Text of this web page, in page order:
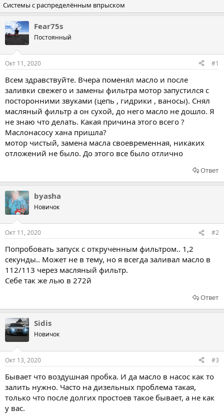
т
о
р
т
м
т
а
н
а
ч
а
Системы с распределённым впрыском
Fear75s
Постоянный
Окт 11, 2020 #1
Всем здравствуйте. Вчера поменял масло и после
заливки свежего и замены фильтра мотор запустился с
посторонними звуками (цепь , гидрики , ваносы). Снял
масляный фильтр а он сухой, до него масло не дошло. Я
не знаю что делать. Какая причина этого всего ?
Маслонасосу хана пришла?
мотор чистый, замена масла своевременная, никаких
отложений не было. До этого все было отлично
Ответ
byasha
Новичок
Окт 11, 2020 #2
Попробовать запуск с открученным фильтром.. 1,2
секунды.. Может не в тему, но я всегда заливал масло в
112/113 через масляный фильтр.
Себе так же лью в 272й
Ответ
Sidis
Новичок
Окт 13, 2020 #3
Бывает что воздушная пробка. И да масло в насос как то
залить нужно. Часто на дизельных проблема такая,
только что после долгих простоев такое бывает, а не как
у вас.